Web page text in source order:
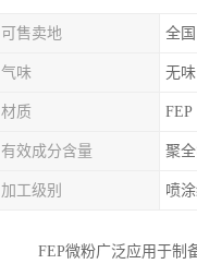
可售卖地 全国
气味 无味
材质 FEP
有效成分含量 聚
加工级别 喷
FEP微粉广泛应用于制